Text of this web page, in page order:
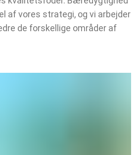
af vores strategi, og vi arbejder
de forskellige områder af